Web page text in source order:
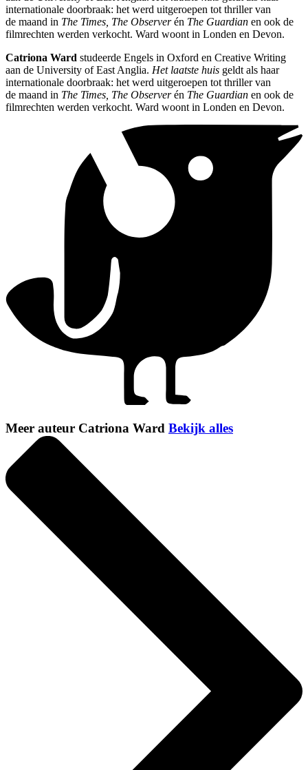
internationale doorbraak: het werd uitgeroepen tot thriller van
de maand in The Times, The Observerén The Guardian en ook de
filmrechten werden verkocht. Ward woont in Londen en Devon.
Catriona Ward studeerde Engels in Oxford en Creative Writing
aan de University of East Anglia. Het laatste huis geldt als haar
internationale doorbraak: het werd uitgeroepen tot thriller van
de maand in The Times, The Observerén The Guardian en ook de
filmrechten werden verkocht. Ward woont in Londen en Devon.
Meer auteur Catriona Ward Bekijk alles